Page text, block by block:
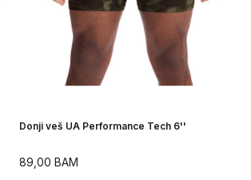
Donji veš UA Performance Tech 6''
89,00 BAM